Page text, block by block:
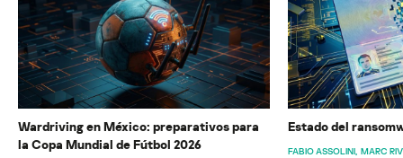
Wardriving en México: preparativos para
la Copa Mundial de Fútbol 2026
Estado del
FABIO ASSOLINI MARC